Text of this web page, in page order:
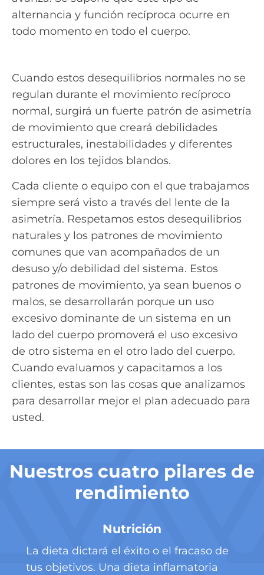
alternancia y función recíproca ocurre en
todo momento en todo el cuerpo.
Cuando estos desequilibrios normales no se
regulan durante el movimiento recíproco
normal, surgirá un fuerte patrón de asimetría
de movimiento que creará debilidades
estructurales, inestabilidades y diferentes
dolores en los tejidos blandos.
Cada cliente o equipo con el que trabajamos
siempre será visto a través del lente de la
asimetría. Respetamos estos desequilibrios
naturales y los patrones de movimiento
comunes que van acompañados de un
desuso y/o debilidad del sistema. Estos
patrones de movimiento, ya sean buenos o
malos, se desarrollarán porque un uso
excesivo dominante de un sistema en un
lado del cuerpo promoverá el uso excesivo
de otro sistema en el otro lado del cuerpo.
Cuando evaluamos y capacitamos a los
clientes, estas son las cosas que analizamos
para desarrollar mejor el plan adecuado para
usted.
Nuestros cuatro pilares de
rendimiento
Nutrición
La dieta dictará el éxito o el fracaso de
tus objetivos. Una dieta inflamatoria